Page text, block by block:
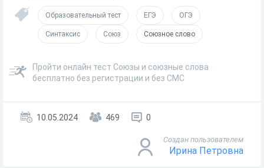
Образовательный тест ЕГЭ ОГЭ
Синтаксис Союз Союзное слово
Пройти онлайн тест Союзы и союзные слова
бесплатно без регистрации и без СМС
10.05.2024 469 0
Создан пользователем
Ирина Петровна